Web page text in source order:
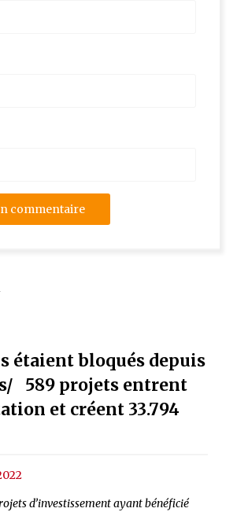
étaient bloqués depuis
589 projets entrent
et créent 33.794
d’investissement ayant bénéficié